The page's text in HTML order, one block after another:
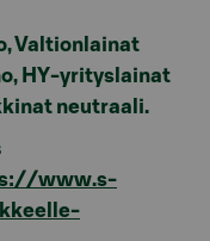
Valtionlainat
HY-yrityslainat
neutraali.
www.s-